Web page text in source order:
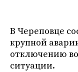
В Череповце
крупной
отключению
ситуации.